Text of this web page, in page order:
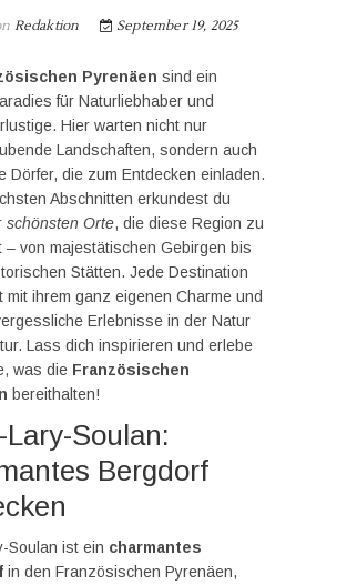
Redaktion September 19, 2025
Pyrenäen sind ein
für Naturliebhaber und
Hier warten nicht nur
Landschaften, sondern auch
Dörfer, die zum Entdecken einladen.
Abschnitten erkundest du
schönsten Orte, die diese Region zu
– von majestätischen Gebirgen bis
Stätten. Jede Destination
mit ihrem ganz eigenen Charme und
Erlebnisse in der Natur
Lass dich inspirieren und erlebe
was die Französischen
bereithalten!
Soulan:
Bergdorf
Soulan ist ein charmantes
in den Französischen Pyrenäen,